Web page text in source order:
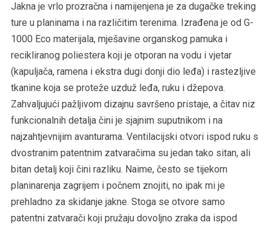
Jakna je vrlo prozračna i namijenjena je za dugačke treking
ture u planinama i na različitim terenima. Izrađena je od G-
1000 Eco materijala, mješavine organskog pamuka i
recikliranog poliestera koji je otporan na vodu i vjetar
(kapuljača, ramena i ekstra dugi donji dio leđa) i rastezljive
tkanine koja se proteže uzduž leđa, ruku i džepova.
Zahvaljujući pažljivom dizajnu savršeno pristaje, a čitav niz
funkcionalnih detalja čini je sjajnim suputnikom i na
najzahtjevnijim avanturama. Ventilacijski otvori ispod ruku s
dvostranim patentnim zatvaračima su jedan tako sitan, ali
bitan detalj koji čini razliku. Naime, često se tijekom
planinarenja zagrijem i počnem znojiti, no ipak mi je
prehladno za skidanje jakne. Stoga se otvore samo
patentni zatvarači koji pružaju dovoljno zraka da ispod